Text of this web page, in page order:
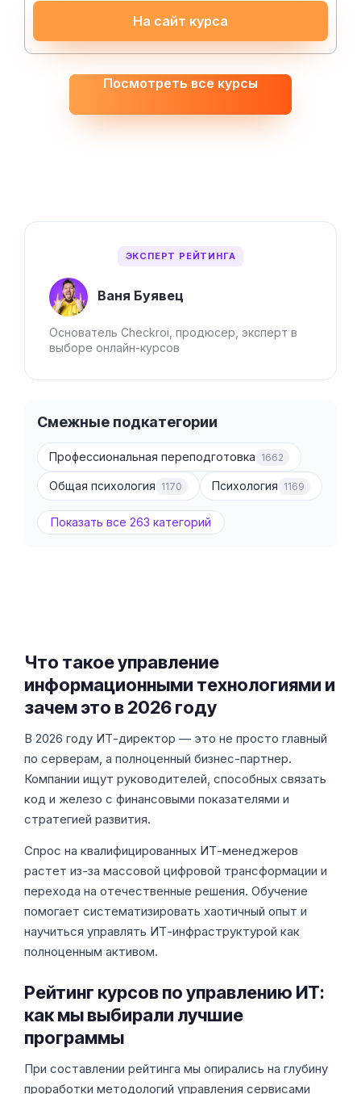
ЭКСПЕРТ РЕЙТИНГА
Ваня Буявец
Основатель Checkroi, продюсер, эксперт в
выборе онлайн-курсов
На сайт курса
Посмотреть все курсы
Что такое управление
информационными технологиями и
зачем это в 2026 году
В 2026 году ИТ-директор — это не просто главный
по серверам, а полноценный бизнес-партнер.
Компании ищут руководителей, способных связать
код и железо с финансовыми показателями и
стратегией развития.
Спрос на квалифицированных ИТ-менеджеров
растет из-за массовой цифровой трансформации и
перехода на отечественные решения. Обучение
помогает систематизировать хаотичный опыт и
научиться управлять ИТ-инфраструктурой как
полноценным активом.
Рейтинг курсов по управлению ИТ:
как мы выбирали лучшие
программы
При составлении рейтинга мы опирались на глубину
проработки методологий управления сервисами
Смежные подкатегории
Профессиональная переподготовка 1662
Общая психология 1170 Психология 1169
Показать все 263 категорий